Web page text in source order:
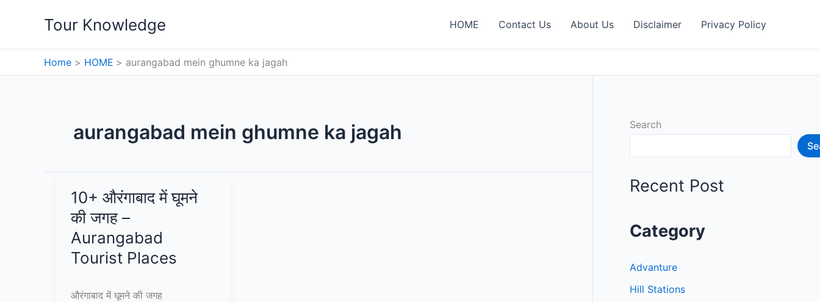
Tour Knowledge HOME Contact Us About Us Disclaimer Privacy Policy
Home HOME aurangabad mein ghumne ka jagah
aurangabad mein ghumne ka jagah
10+ औरंगाबाद में घूमने
की जगह –
Aurangabad
Tourist Places
औरंगाबाद में घूमने की जगह
Search
Recent Post
Category
Advanture
Hill Stations